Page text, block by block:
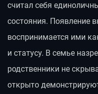
считал себя
состояния. Появление
воспринимается ими
и статусу. В семье
родственники не
открыто